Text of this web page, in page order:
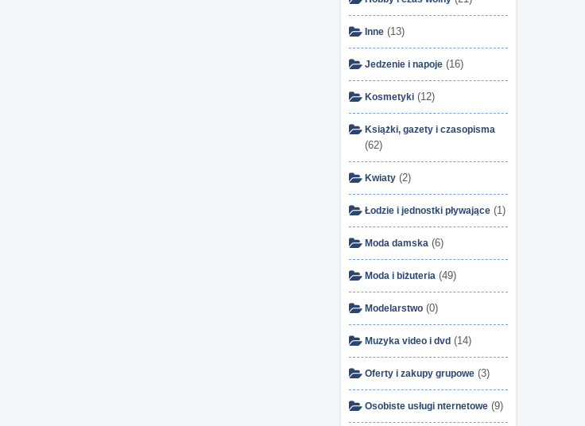
Inne (13)
Jedzenie i napoje (16)
Kosmetyki (12)
Książki, gazety i czasopisma
(62)
Kwiaty (2)
Łodzie i jednostki pływające (1)
Moda damska (6)
Moda i biżuteria (49)
Modelarstwo (0)
Muzyka video i dvd (14)
Oferty i zakupy grupowe (3)
Osobiste usługi nternetowe (9)